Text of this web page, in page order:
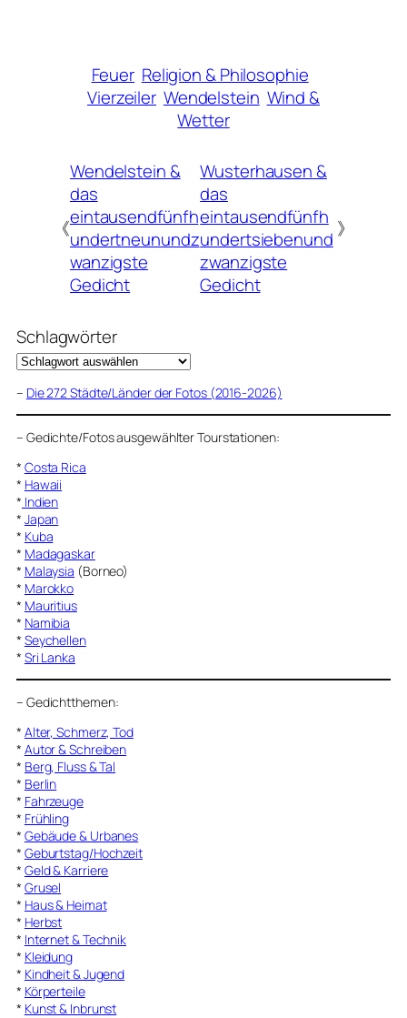
Feuer Religion & Philosophie
Vierzeiler Wendelstein Wind &
Wetter
《
Wendelstein &
das
eintausendfünfh
undertneunundz
wanzigste
Gedicht
Wusterhausen &
das
eintausendfünfh
undertsiebenund
zwanzigste
Gedicht
》
Schlagwörter
– Die 272 Städte/Länder der Fotos (2016-2026)
– Gedichte/Fotos ausgewählter Tourstationen:
* Costa Rica
* Hawaii
* Indien
* Japan
* Kuba
* Madagaskar
* Malaysia (Borneo)
* Marokko
* Mauritius
* Namibia
* Seychellen
* Sri Lanka
– Gedichtthemen:
* Alter, Schmerz, Tod
* Autor & Schreiben
* Berg, Fluss & Tal
* Berlin
* Fahrzeuge
* Frühling
* Gebäude & Urbanes
* Geburtstag/Hochzeit
* Geld & Karriere
* Grusel
* Haus & Heimat
* Herbst
* Internet & Technik
* Kleidung
* Kindheit & Jugend
* Körperteile
* Kunst & Inbrunst